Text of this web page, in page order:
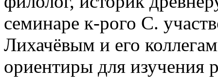
семинаре к-рого С.
Лихачёвым и его
ориентиры для изучения